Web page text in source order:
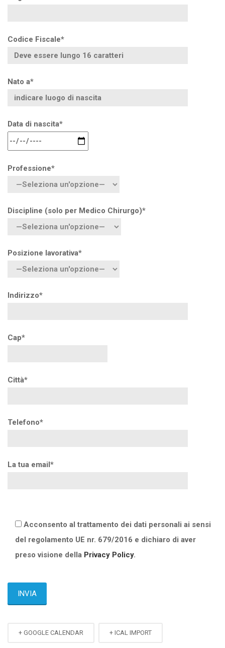
Codice Fiscale*
Nato a*
Data di nascita*
Professione*
Discipline (solo per Medico Chirurgo)*
Posizione lavorativa*
Indirizzo*
Cap*
Città*
Telefono*
La tua email*
Acconsento al trattamento dei dati personali ai sensi
del regolamento UE nr. 679/2016 e dichiaro di aver
preso visione della Privacy Policy.
+ GOOGLE CALENDAR + ICAL IMPORT